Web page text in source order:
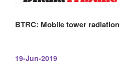
BTRC: Mobile tower
19-Jun-2019